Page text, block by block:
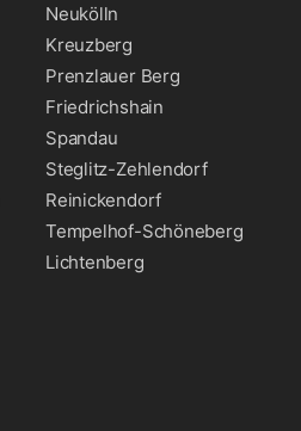
Neukölln
Kreuzberg
Prenzlauer Berg
Friedrichshain
Spandau
Steglitz-Zehlendorf
Reinickendorf
Tempelhof-Schöneberg
Lichtenberg